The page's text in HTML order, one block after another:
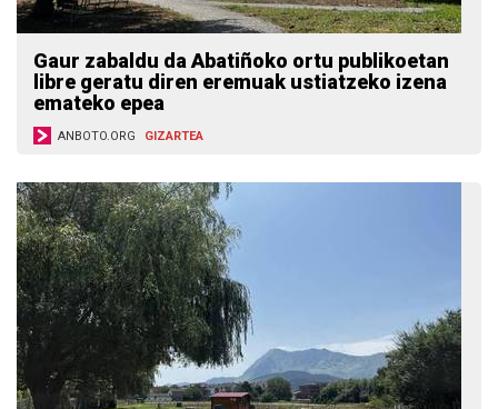
Gaur zabaldu da Abatiñoko ortu publikoetan
libre geratu diren eremuak ustiatzeko izena
emateko epea
ANBOTO.ORG GIZARTEA